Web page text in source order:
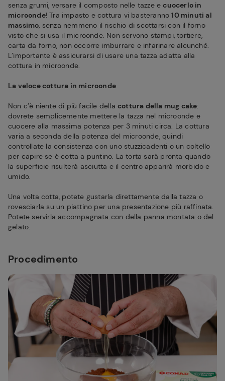
senza grumi, versare il composto nelle tazze ecuocerlo in
microonde! Tra impasto e cottura vi basteranno10 minuti al
massimo, senza nemmeno il rischio di scottarsi con il forno
visto che si usa il microonde. Non servono stampi, tortiere,
carta da forno, non occorre imburrare e infarinare alcunché.
L’importante è assicurarsi di usare una tazza adatta alla
cottura in microonde.
La veloce cottura in microonde
Non c’è niente di più facile della cottura della mug cake:
dovrete semplicemente mettere la tazza nel microonde e
cuocere alla massima potenza per 3 minuti circa. La cottura
varia a seconda della potenza del microonde, quindi
controllate la consistenza con uno stuzzicadenti o un coltello
per capire se è cotta a puntino. La torta sarà pronta quando
la superficie risulterà asciutta e il centro apparirà morbido e
umido.
Una volta cotta, potete gustarla direttamente dalla tazza o
rovesciarla su un piattino per una presentazione più raffinata.
Potete servirla accompagnata con della panna montata o del
gelato.
Procedimento